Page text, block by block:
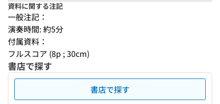
資料に関する注記
一般注記：
演奏時間: 約5分
付属資料：
フルスコア (8p ; 30cm)
書店で探す
書店で探す